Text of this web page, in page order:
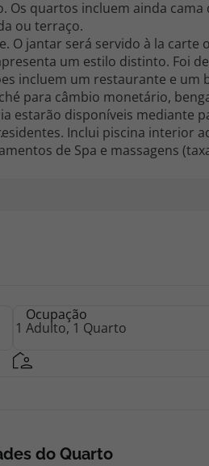
quartos incluem ainda cama
ou terraço.
O jantar será servido à la carte
um estilo distinto. Foi
incluem um restaurante e um
para câmbio monetário,
estarão disponíveis mediante
Inclui piscina interior
de Spa e massagens
Ocupação
do Quarto